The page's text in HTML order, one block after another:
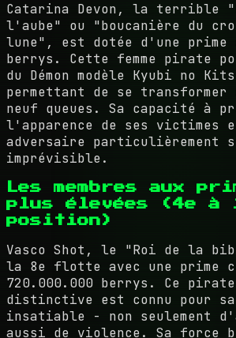
Catarina Devon, la terrible
l'aube" ou "boucanière du
lune", est dotée d'une prime
berrys. Cette femme pirate
du Démon modèle Kyubi no
permettant de se transformer
neuf queues. Sa capacité à
l'apparence de ses victimes
adversaire particulièrement
imprévisible.
Les membres aux
plus élevées (4e à
position)
Vasco Shot, le "Roi de la
la 8e flotte avec une prime
720.000.000 berrys. Ce
distinctive est connu pour
insatiable - non seulement
aussi de violence. Sa force